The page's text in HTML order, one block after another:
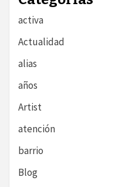
activa
Actualidad
alias
años
Artist
atención
barrio
Blog